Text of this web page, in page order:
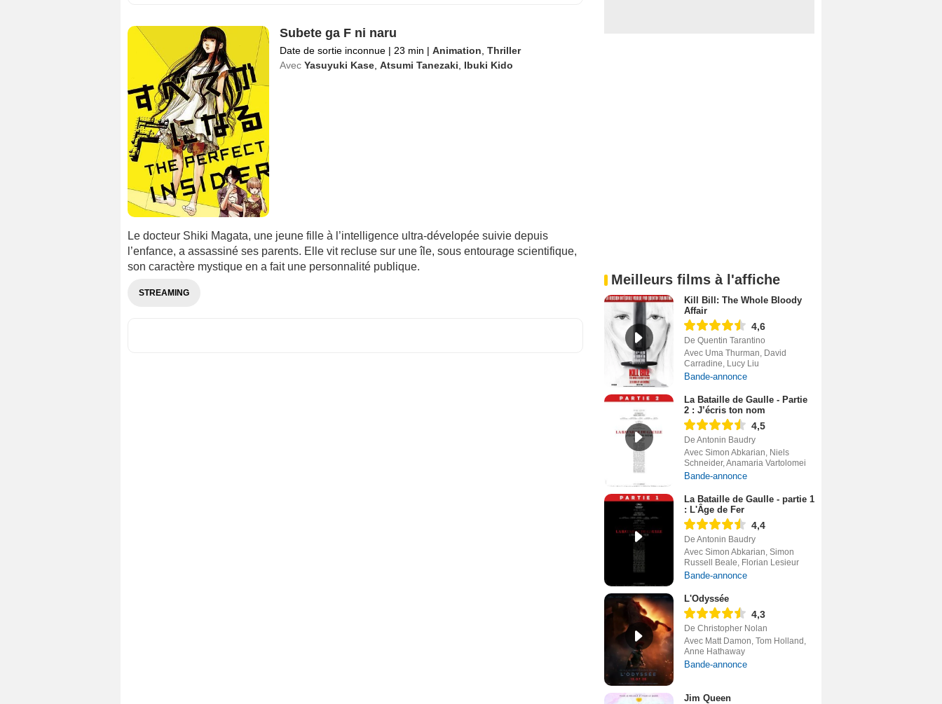
Subete ga F ni naru
Date de sortie inconnue | 23 min | Animation Thriller
Avec Yasuyuki Kase, Atsumi Tanezaki Ibuki Kido
Le docteur Shiki Magata, une jeune fille à l’intelligence ultra-dévelopée suivie depuis
l’enfance, a assassiné ses parents. Elle vit recluse sur une île, sous entourage scientifique,
son caractère mystique en a fait une personnalité publique.
STREAMING
Meilleurs films à l'affiche
Kill Bill: The Whole Bloody
Affair
4,6
De Quentin Tarantino
Avec Uma Thurman, David
Carradine, Lucy Liu
Bande-annonce
La Bataille de Gaulle - Partie
2 : J’écris ton nom
4,5
De Antonin Baudry
Avec Simon Abkarian, Niels
Schneider, Anamaria Vartolomei
Bande-annonce
La Bataille de Gaulle - partie 1
: L'Âge de Fer
4,4
De Antonin Baudry
Avec Simon Abkarian, Simon
Russell Beale, Florian Lesieur
Bande-annonce
L'Odyssée
4,3
De Christopher Nolan
Avec Matt Damon, Tom Holland,
Anne Hathaway
Bande-annonce
Jim Queen